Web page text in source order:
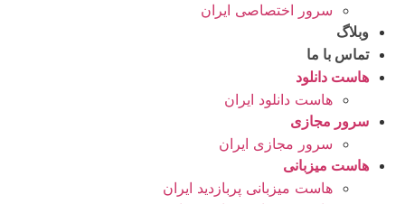
سرور اختصاصی ایران
وبلاگ
تماس با ما
هاست دانلود
هاست دانلود ایران
سرور مجازی
سرور مجازی ایران
هاست میزبانی
هاست میزبانی پربازدید ایران